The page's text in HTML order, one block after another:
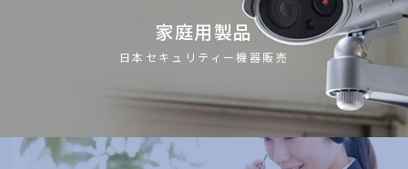
家庭用製品
日本セキュリティー機器販売